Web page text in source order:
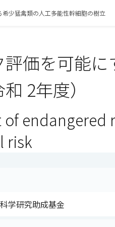
少猛禽類の人工多能性幹細胞の樹立
価を可能
2年度）
endangered
risk
学研究助成基金